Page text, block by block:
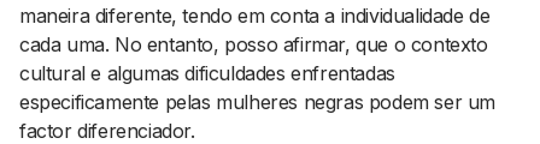
maneira diferente, tendo em conta a individualidade de
cada uma. No entanto, posso afirmar, que o contexto
cultural e algumas dificuldades enfrentadas
especificamente pelas mulheres negras podem ser um
factor diferenciador.